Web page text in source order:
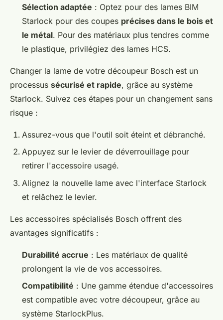
Sélection adaptée : Optez pour des lames BIM
Starlock pour des coupes précises dans le bois et
le métal. Pour des matériaux plus tendres comme
le plastique, privilégiez des lames HCS.
Changer la lame de votre découpeur Bosch est un
processus sécurisé et rapide, grâce au système
Starlock. Suivez ces étapes pour un changement sans
risque :
Assurez-vous que l'outil soit éteint et débranché.
Appuyez sur le levier de déverrouillage pour
retirer l'accessoire usagé.
Alignez la nouvelle lame avec l'interface Starlock
et relâchez le levier.
Les accessoires spécialisés Bosch offrent des
avantages significatifs :
Durabilité accrue : Les matériaux de qualité
prolongent la vie de vos accessoires.
Compatibilité : Une gamme étendue d'accessoires
est compatible avec votre découpeur, grâce au
système StarlockPlus.